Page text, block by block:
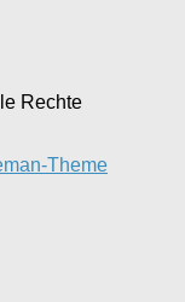
Rechte
Theme